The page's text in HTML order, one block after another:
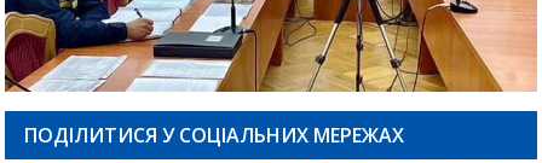
ПОДІЛИТИСЯ У СОЦІАЛЬНИХ МЕРЕЖАХ